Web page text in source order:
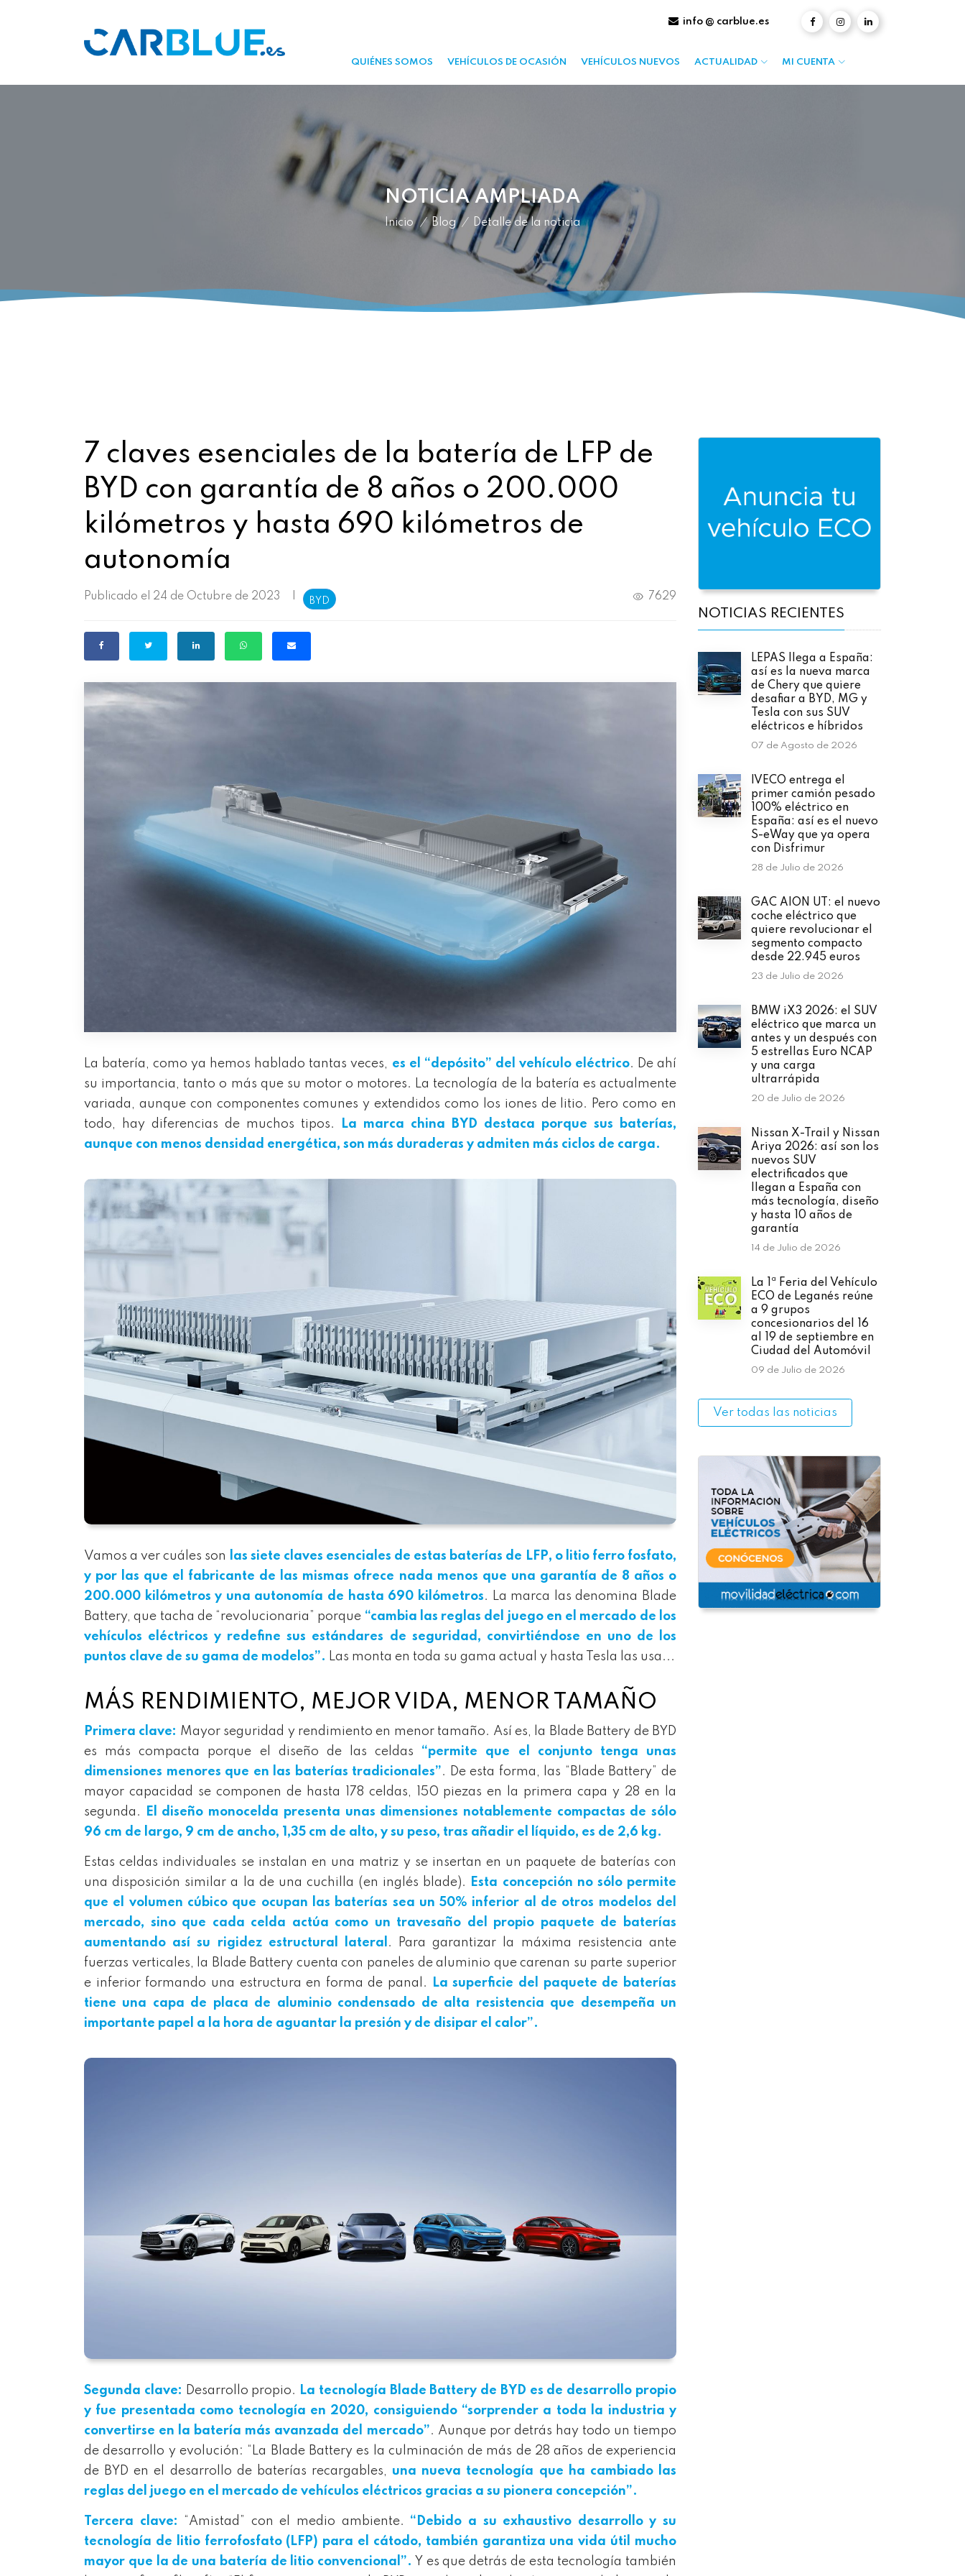
info @ carblue.es
QUIÉNES SOMOS VEHÍCULOS DE OCASIÓN VEHÍCULOS NUEVOS ACTUALIDAD MI CUENTA
NOTICIA AMPLIADA
Inicio / Blog / Detalle de la noticia
7 claves esenciales de la batería de LFP de
BYD con garantía de 8 años o 200.000
kilómetros y hasta 690 kilómetros de
autonomía
Publicado el 24 de Octubre de 2023 BYD 7629
La batería, como ya hemos hablado tantas veces, es el “depósito” del vehículo eléctrico. De ahí
su importancia, tanto o más que su motor o motores. La tecnología de la batería es actualmente
variada, aunque con componentes comunes y extendidos como los iones de litio. Pero como en
todo, hay diferencias de muchos tipos.
La marca china BYD destaca porque sus baterías,
aunque con menos densidad energética, son más duraderas y admiten más ciclos de carga.
Vamos a ver cuáles son las siete claves esenciales de estas baterías de LFP, o litio ferro fosfato,
y por las que el fabricante de las mismas ofrece nada menos que una garantía de 8 años o
200.000 kilómetros y una autonomía de hasta 690 kilómetros. La marca las denomina Blade
Battery, que tacha de “revolucionaria” porque “cambia las reglas del juego en el mercado de los
vehículos eléctricos y redefine sus estándares de seguridad, convirtiéndose en uno de los
puntos clave de su gama de modelos”. Las monta en toda su gama actual y hasta Tesla las usa...
MÁS RENDIMIENTO, MEJOR VIDA, MENOR TAMAÑO
Primera clave: Mayor seguridad y rendimiento en menor tamaño. Así es, la Blade Battery de BYD
es más compacta porque el diseño de las celdas “permite que el conjunto tenga unas
dimensiones menores que en las baterías tradicionales”. De esta forma, las “Blade Battery” de
mayor capacidad se componen de hasta 178 celdas, 150 piezas en la primera capa y 28 en la
segunda.
El diseño monocelda presenta unas dimensiones notablemente compactas de sólo
96 cm de largo, 9 cm de ancho, 1,35 cm de alto, y su peso, tras añadir el líquido, es de 2,6 kg.
Estas celdas individuales se instalan en una matriz y se insertan en un paquete de baterías con
una disposición similar a la de una cuchilla (en inglés blade).
Esta concepción no sólo permite
que el volumen cúbico que ocupan las baterías sea un 50% inferior al de otros modelos del
mercado, sino que cada celda actúa como un travesaño del propio paquete de baterías
aumentando así su rigidez estructural lateral . Para garantizar la máxima resistencia ante
fuerzas verticales, la Blade Battery cuenta con paneles de aluminio que carenan su parte superior
e inferior formando una estructura en forma de panal.
La superficie del paquete de baterías
tiene una capa de placa de aluminio condensado de alta resistencia que desempeña un
importante papel a la hora de aguantar la presión y de disipar el calor”.
Segunda clave: Desarrollo propio. La tecnología Blade Battery de BYD es de desarrollo propio
y fue presentada como tecnología en 2020, consiguiendo “sorprender a toda la industria y
convertirse en la batería más avanzada del mercado”. Aunque por detrás hay todo un tiempo
de desarrollo y evolución: “La Blade Battery es la culminación de más de 28 años de experiencia
de BYD en el desarrollo de baterías recargables, una nueva tecnología que ha cambiado las
reglas del juego en el mercado de vehículos eléctricos gracias a su pionera concepción”.
Tercera clave: “Amistad” con el medio ambiente. “Debido a su exhaustivo desarrollo y su
tecnología de litio ferrofosfato (LFP) para el cátodo, también garantiza una vida útil mucho
mayor que la de una batería de litio convencional”. Y es que detrás de esta tecnología también
NOTICIAS RECIENTES
LEPAS llega a España:
así es la nueva marca
de Chery que quiere
desafiar a BYD, MG y
Tesla con sus SUV
eléctricos e híbridos
07 de Agosto de 2026
IVECO entrega el
primer camión pesado
100% eléctrico en
España: así es el nuevo
S-eWay que ya opera
con Disfrimur
28 de Julio de 2026
GAC AION UT: el nuevo
coche eléctrico que
quiere revolucionar el
segmento compacto
desde 22.945 euros
23 de Julio de 2026
BMW iX3 2026: el SUV
eléctrico que marca un
antes y un después con
5 estrellas Euro NCAP
y una carga
ultrarrápida
20 de Julio de 2026
Nissan X-Trail y Nissan
Ariya 2026: así son los
nuevos SUV
electrificados que
llegan a España con
más tecnología, diseño
y hasta 10 años de
garantía
14 de Julio de 2026
La 1ª Feria del Vehículo
ECO de Leganés reúne
a 9 grupos
concesionarios del 16
al 19 de septiembre en
Ciudad del Automóvil
09 de Julio de 2026
Ver todas las noticias